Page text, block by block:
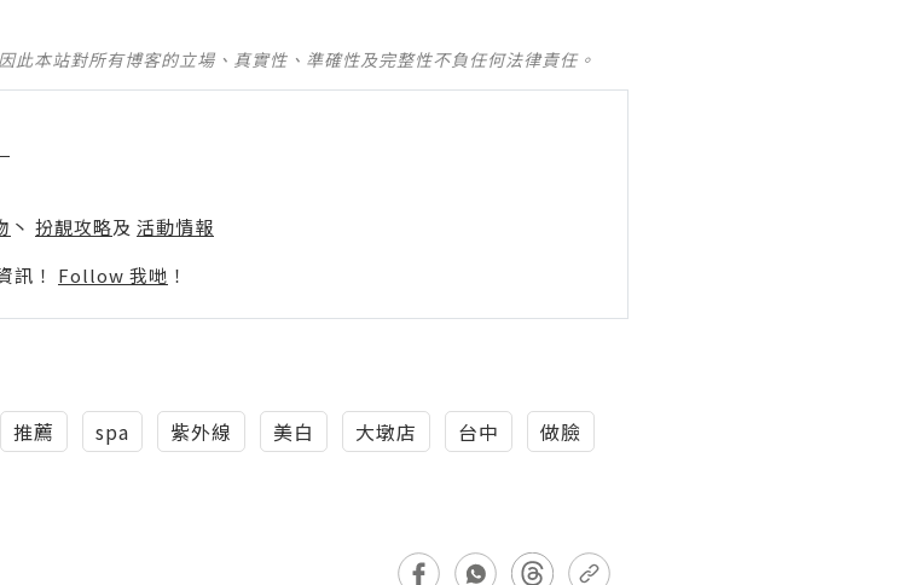
此本站對所有博客的立場、真實性、準確性及完整性不負任何法律責任。
丶 扮靚攻略及 活動情報
訊！ Follow 我哋 ！
推薦 spa 紫外線 美白 大墩店 台中
做臉